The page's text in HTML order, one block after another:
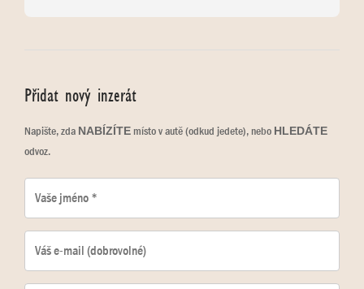
Přidat nový inzerát
Napište, zda NABÍZÍTEmísto v autě (odkud jedete), nebo HLEDÁTE
odvoz.